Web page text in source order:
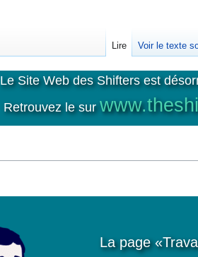
Le Site Web des Shifters est
Retrouvez le sur
La page
Lire Voir le texte